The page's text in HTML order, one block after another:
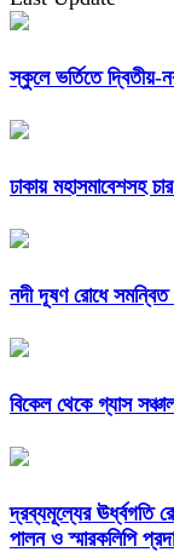
স্কুলে ভর্তিতে দ্বিতীয়-
ঢাকায় মহাসমাবেশসহ
নদী দূষণ রোধে সমন্বিত
বিকেল থেকে গ্যাস
দ্রব্যমূল্যের ঊর্ধ্বগতি
পালন ও স্মারকলিপি